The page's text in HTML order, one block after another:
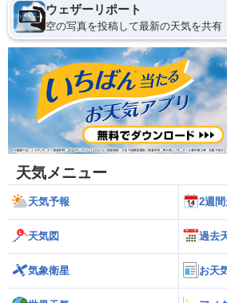
ウェザーリポート
空の写真を投稿して最新の天気を共有
天気メニュー
天気予報 2週
天気図 過去
気象衛星 お天